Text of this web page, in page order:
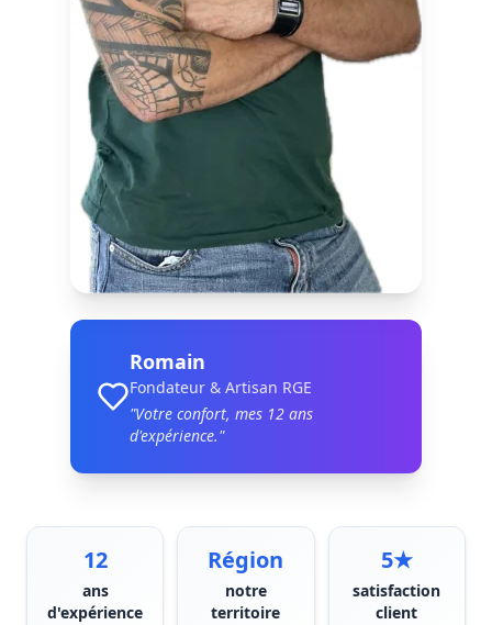
Romain
Fondateur & Artisan RGE
"Votre confort, mes 12 ans
d'expérience."
12
ans
d'expérience
Région
notre
territoire
5★
satisfaction
client